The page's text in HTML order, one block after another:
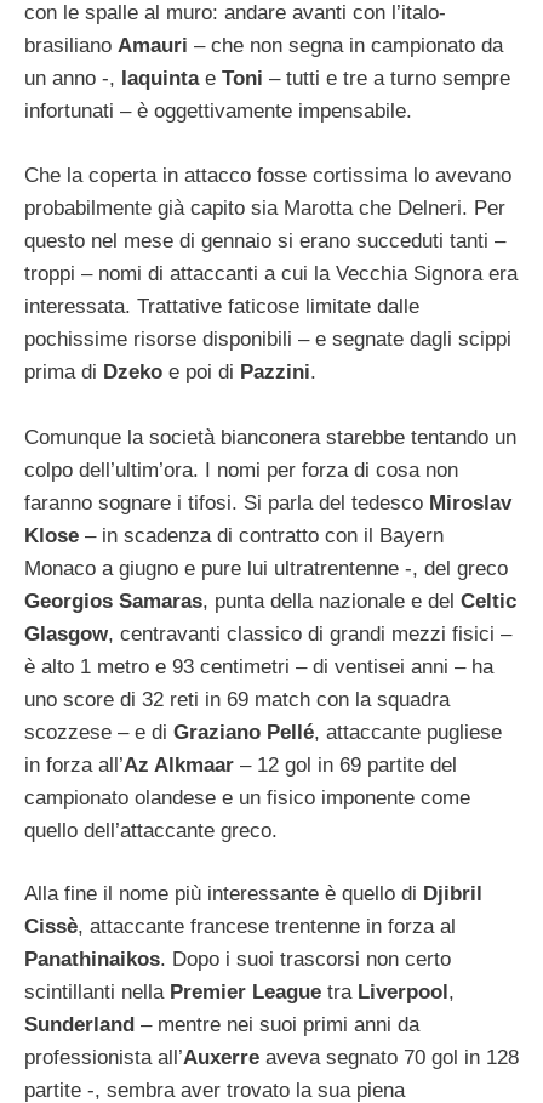
con le spalle al muro: andare avanti con l’italo-
brasiliano Amauri – che non segna in campionato da
un anno -, Iaquintae Toni – tutti e tre a turno sempre
infortunati – è oggettivamente impensabile.
Che la coperta in attacco fosse cortissima lo avevano
probabilmente già capito sia Marotta che Delneri. Per
questo nel mese di gennaio si erano succeduti tanti –
troppi – nomi di attaccanti a cui la Vecchia Signora era
interessata. Trattative faticose limitate dalle
pochissime risorse disponibili – e segnate dagli scippi
prima di Dzeko e poi di Pazzini.
Comunque la società bianconera starebbe tentando un
colpo dell’ultim’ora. I nomi per forza di cosa non
faranno sognare i tifosi. Si parla del tedesco Miroslav
Klose – in scadenza di contratto con il Bayern
Monaco a giugno e pure lui ultratrentenne -, del greco
Georgios Samaras, punta della nazionale e del Celtic
Glasgow, centravanti classico di grandi mezzi fisici –
è alto 1 metro e 93 centimetri – di ventisei anni – ha
uno score di 32 reti in 69 match con la squadra
scozzese – e di Graziano Pellé, attaccante pugliese
in forza all’Az Alkmaar – 12 gol in 69 partite del
campionato olandese e un fisico imponente come
quello dell’attaccante greco.
Alla fine il nome più interessante è quello di Djibril
Cissè, attaccante francese trentenne in forza al
Panathinaikos. Dopo i suoi trascorsi non certo
scintillanti nella Premier League tra Liverpool,
Sunderland – mentre nei suoi primi anni da
professionista all’Auxerre aveva segnato 70 gol in 128
partite -, sembra aver trovato la sua piena